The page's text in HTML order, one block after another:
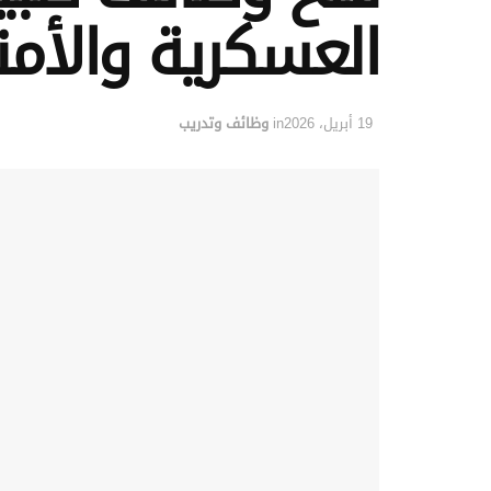
العسكرية
19 أبريل، 2026 in وظائف وتدريب